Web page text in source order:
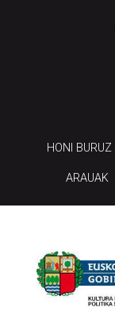
HONI BURUZ
ARAUAK